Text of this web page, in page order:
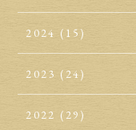
2024 (15)
2023 (24)
2022 (29)